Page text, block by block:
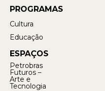
PROGRAMAS
Cultura
Educação
ESPAÇOS
Petrobras
Futuros –
Arte e
Tecnologia